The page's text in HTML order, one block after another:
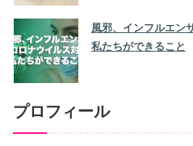
風邪、インフルエン
私たちができること
プロフィール